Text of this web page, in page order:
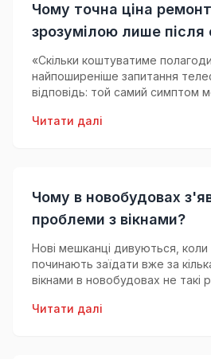
Чому точна ціна
зрозумілою лише після
«Скільки коштуватиме
найпоширеніше запитання
відповідь: той самий симптом
назвати лише після професійної
Читати далі
Чому в новобудовах
проблеми з вікнами?
Нові мешканці дивуються, коли
починають заїдати вже за
вікнами в новобудовах не такі
Читати далі